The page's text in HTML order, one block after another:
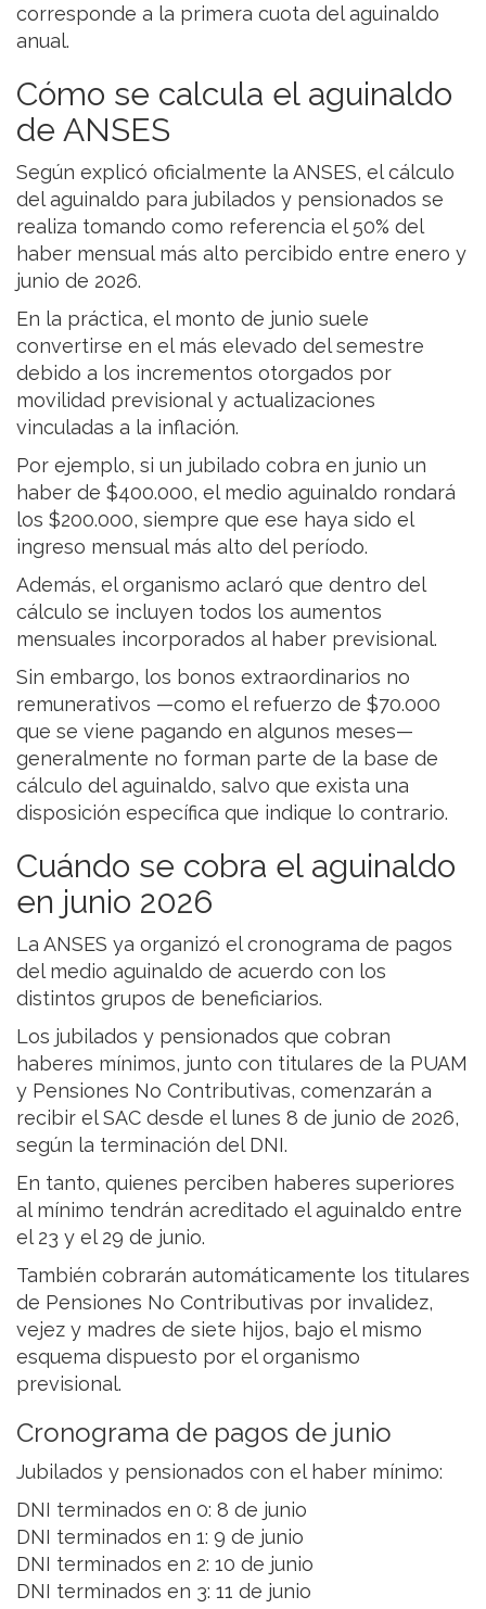
corresponde a la primera cuota del aguinaldo
anual.
Cómo se calcula el aguinaldo
de ANSES
Según explicó oficialmente la ANSES, el cálculo
del aguinaldo para jubilados y pensionados se
realiza tomando como referencia el 50% del
haber mensual más alto percibido entre enero y
junio de 2026.
En la práctica, el monto de junio suele
convertirse en el más elevado del semestre
debido a los incrementos otorgados por
movilidad previsional y actualizaciones
vinculadas a la inflación.
Por ejemplo, si un jubilado cobra en junio un
haber de $400.000, el medio aguinaldo rondará
los $200.000, siempre que ese haya sido el
ingreso mensual más alto del período.
Además, el organismo aclaró que dentro del
cálculo se incluyen todos los aumentos
mensuales incorporados al haber previsional.
Sin embargo, los bonos extraordinarios no
remunerativos —como el refuerzo de $70.000
que se viene pagando en algunos meses—
generalmente no forman parte de la base de
cálculo del aguinaldo, salvo que exista una
disposición específica que indique lo contrario.
Cuándo se cobra el aguinaldo
en junio 2026
La ANSES ya organizó el cronograma de pagos
del medio aguinaldo de acuerdo con los
distintos grupos de beneficiarios.
Los jubilados y pensionados que cobran
haberes mínimos, junto con titulares de la PUAM
y Pensiones No Contributivas, comenzarán a
recibir el SAC desde el lunes 8 de junio de 2026,
según la terminación del DNI.
En tanto, quienes perciben haberes superiores
al mínimo tendrán acreditado el aguinaldo entre
el 23 y el 29 de junio.
También cobrarán automáticamente los titulares
de Pensiones No Contributivas por invalidez,
vejez y madres de siete hijos, bajo el mismo
esquema dispuesto por el organismo
previsional.
Cronograma de pagos de junio
Jubilados y pensionados con el haber mínimo:
DNI terminados en 0: 8 de junio
DNI terminados en 1: 9 de junio
DNI terminados en 2: 10 de junio
DNI terminados en 3: 11 de junio